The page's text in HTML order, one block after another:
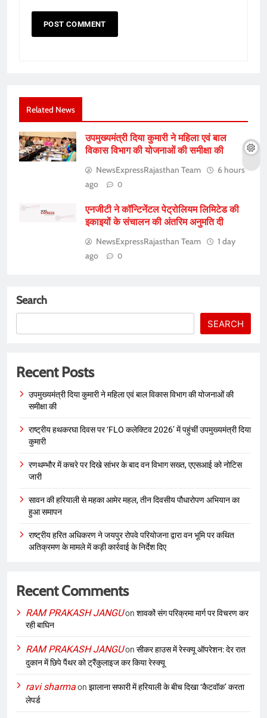
Related News
उपमुख्यमंत्री दिया कुमारी ने महिला एवं बाल
विकास विभाग की योजनाओं की समीक्षा की
NewsExpressRajasthan Team
6 hours
ago
0
एनजीटी ने कॉन्टिनेंटल पेट्रोलियम लिमिटेड की
इकाइयों के संचालन की अंतरिम अनुमति दी
NewsExpressRajasthan Team
1 day
ago
0
Search
SEARCH
Recent Posts
उपमुख्यमंत्री दिया कुमारी ने महिला एवं बाल विकास विभाग की योजनाओं की
समीक्षा की
राष्ट्रीय हथकरघा दिवस पर ‘FLO कलेक्टिव 2026’ में पहुंचीं उपमुख्यमंत्री दिया
कुमारी
रणथम्भौर में कचरे पर दिखे सांभर के बाद वन विभाग सख्त, एएसआई को नोटिस
जारी
सावन की हरियाली से महका आमेर महल, तीन दिवसीय पौधारोपण अभियान का
हुआ समापन
राष्ट्रीय हरित अधिकरण ने जयपुर रोपवे परियोजना द्वारा वन भूमि पर कथित
अतिक्रमण के मामले में कड़ी कार्रवाई के निर्देश दिए
Recent Comments
RAM PRAKASH JANGUon शावकों संग परिक्रमा मार्ग पर विचरण कर
रही बाघिन
RAM PRAKASH JANGUon सीकर हाउस में रेस्क्यू ऑपरेशन: देर रात
दुकान में छिपे पैंथर को ट्रैंकुलाइज कर किया रेस्क्यू
ravi sharmaon झालाना सफारी में हरियाली के बीच दिखा ‘कैटवॉक’ करता
लेपर्ड